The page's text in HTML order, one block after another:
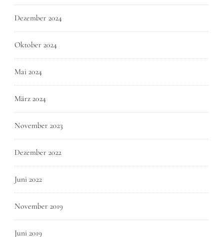
Dezember 2024
Oktober 2024
Mai 2024
März 2024
November 2023
Dezember 2022
Juni 2022
November 2019
Juni 2019